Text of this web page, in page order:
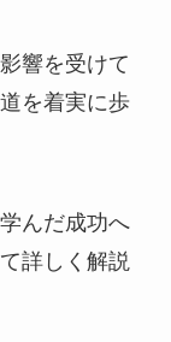
響を受けて
を着実に歩
んだ成功へ
詳しく解説